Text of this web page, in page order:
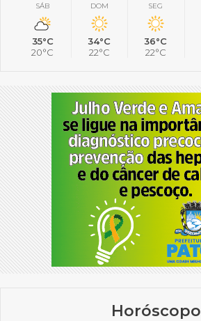
SÁB
35°C
20°C
DOM
34°C
22°C
SEG
36°C
22°C
Horóscopo